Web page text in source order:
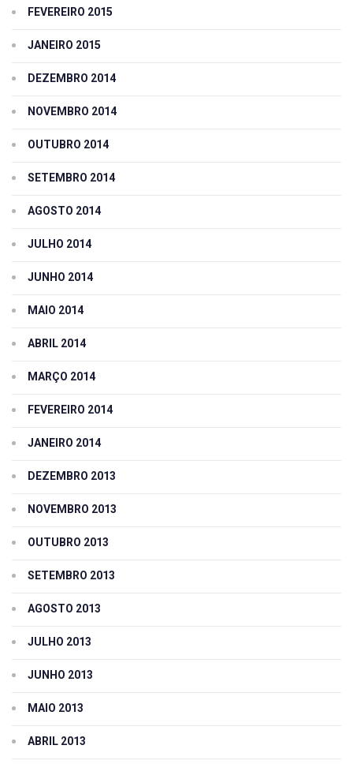
FEVEREIRO 2015
JANEIRO 2015
DEZEMBRO 2014
NOVEMBRO 2014
OUTUBRO 2014
SETEMBRO 2014
AGOSTO 2014
JULHO 2014
JUNHO 2014
MAIO 2014
ABRIL 2014
MARÇO 2014
FEVEREIRO 2014
JANEIRO 2014
DEZEMBRO 2013
NOVEMBRO 2013
OUTUBRO 2013
SETEMBRO 2013
AGOSTO 2013
JULHO 2013
JUNHO 2013
MAIO 2013
ABRIL 2013